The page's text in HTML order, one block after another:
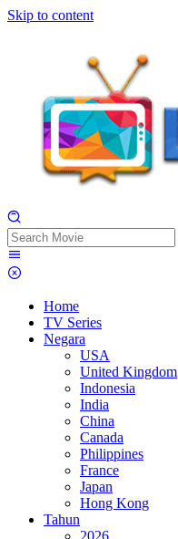
Skip to content
Home
TV Series
Negara
USA
United Kingdom
Indonesia
India
China
Canada
Philippines
France
Japan
Hong Kong
Tahun
2026